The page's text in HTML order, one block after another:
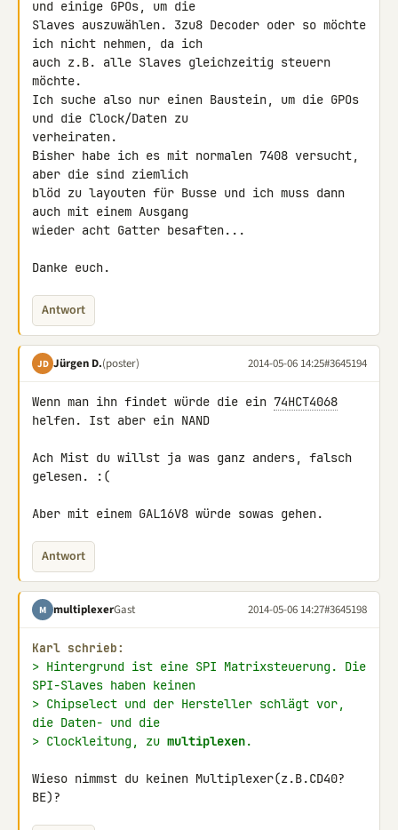
und einige GPOs, um die
Slaves auszuwählen. 3zu8 Decoder oder so möchte
ich nicht nehmen, da ich
auch z.B. alle Slaves gleichzeitig steuern
möchte.
Ich suche also nur einen Baustein, um die GPOs
und die Clock/Daten zu
verheiraten.
Bisher habe ich es mit normalen 7408 versucht,
aber die sind ziemlich
blöd zu layouten für Busse und ich muss dann
auch mit einem Ausgang
wieder acht Gatter besaften...
Danke euch.
Antwort
JD Jürgen D.(poster) 2014-05-06 14:25#3645194
Wenn man ihn findet würde die ein 74HCT4068
helfen. Ist aber ein NAND
Ach Mist du willst ja was ganz anders, falsch
gelesen. :(
Aber mit einem GAL16V8 würde sowas gehen.
Antwort
M multiplexerGast 2014-05-06 14:27#3645198
Karl schrieb:
> Hintergrund ist eine SPI Matrixsteuerung. Die
SPI-Slaves haben keinen
> Chipselect und der Hersteller schlägt vor,
die Daten- und die
> Clockleitung, zu multiplexen.
Wieso nimmst du keinen Multiplexer(z.B.CD40?
BE)?